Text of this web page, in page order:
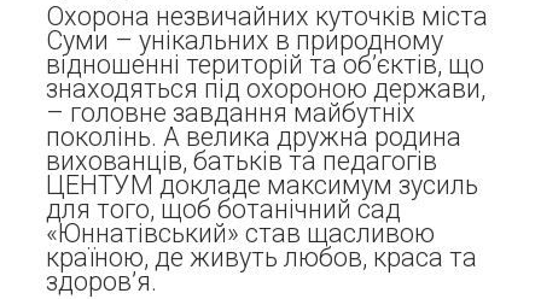
Охорона незвичайних куточків міста
Суми – унікальних в природному
відношенні територій та об’єктів, що
знаходяться під охороною держави,
– головне завдання майбутніх
поколінь. А велика дружна родина
вихованців, батьків та педагогів
ЦЕНТУМ докладе максимум зусиль
для того, щоб ботанічний сад
«Юннатівський» став щасливою
країною, де живуть любов, краса та
здоров’я.